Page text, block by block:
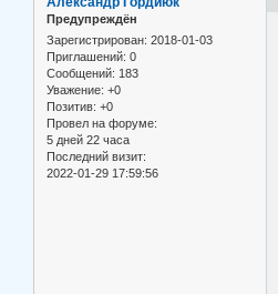
Предупреждён
Зарегистрирован: 2018-01-03
Приглашений: 0
Сообщений: 183
Уважение: +0
Позитив: +0
Провел на форуме:
5 дней 22 часа
Последний визит:
2022-01-29 17:59:56